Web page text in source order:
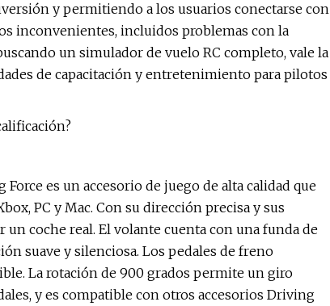
y permitiendo a los usuarios conectarse con
inconvenientes, incluidos problemas con la
un simulador de vuelo RC completo, vale la
de capacitación y entretenimiento para pilotos
es un accesorio de juego de alta calidad que
PC y Mac. Con su dirección precisa y sus
coche real. El volante cuenta con una funda de
suave y silenciosa. Los pedales de freno
La rotación de 900 grados permite un giro
y es compatible con otros accesorios Driving